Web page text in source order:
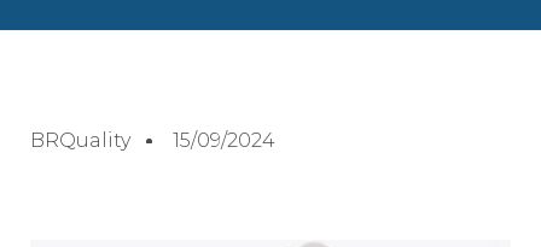
BRQuality 15/09/2024